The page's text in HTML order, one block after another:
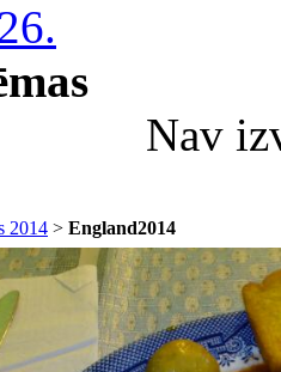
Nav
2014 > England2014